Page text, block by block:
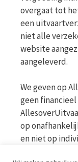
overgaat tot
een
niet alle
website
aangeleverd.
We geven op
geen financieel
op
en niet op